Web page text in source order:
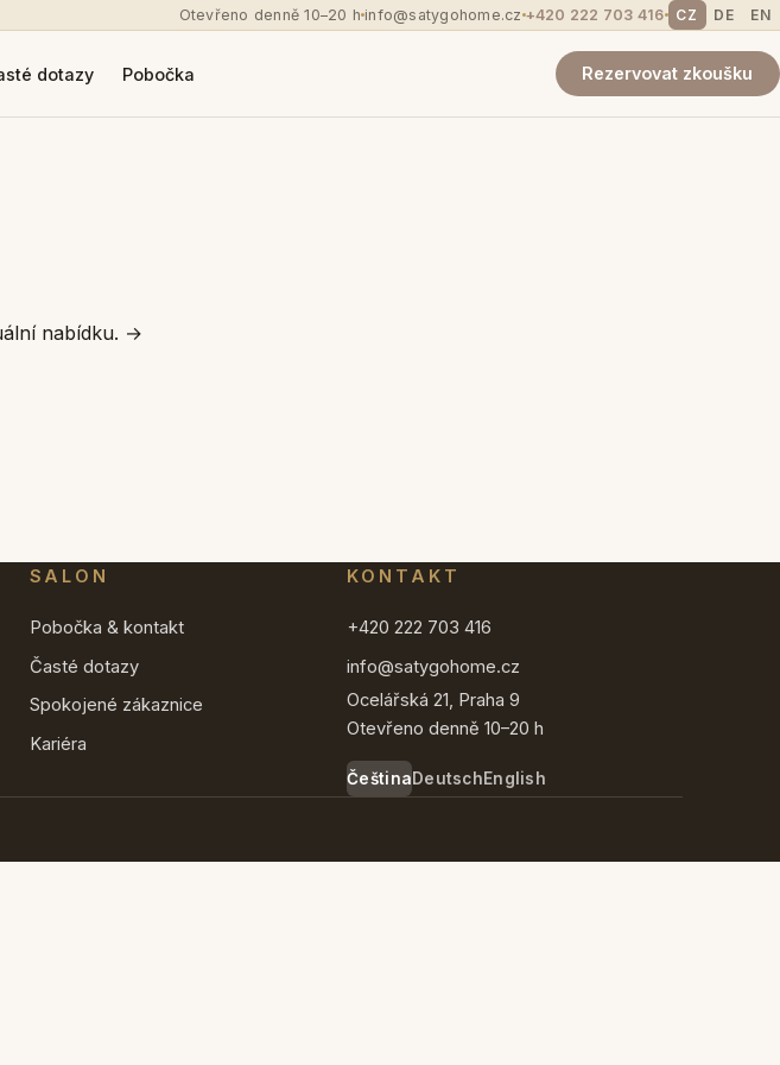
Otevřeno denně 10–20 h info@satygohome.cz +420 222 703 416 CZ DE EN
dotazy Pobočka Rezervovat zkoušku
nabídku. →
SALON
Pobočka & kontakt
Časté dotazy
Spokojené zákaznice
Kariéra
KONTAKT
+420 222 703 416
info@satygohome.cz
Ocelářská 21, Praha 9
Otevřeno denně 10–20 h
ČeštinaDeutschEnglish